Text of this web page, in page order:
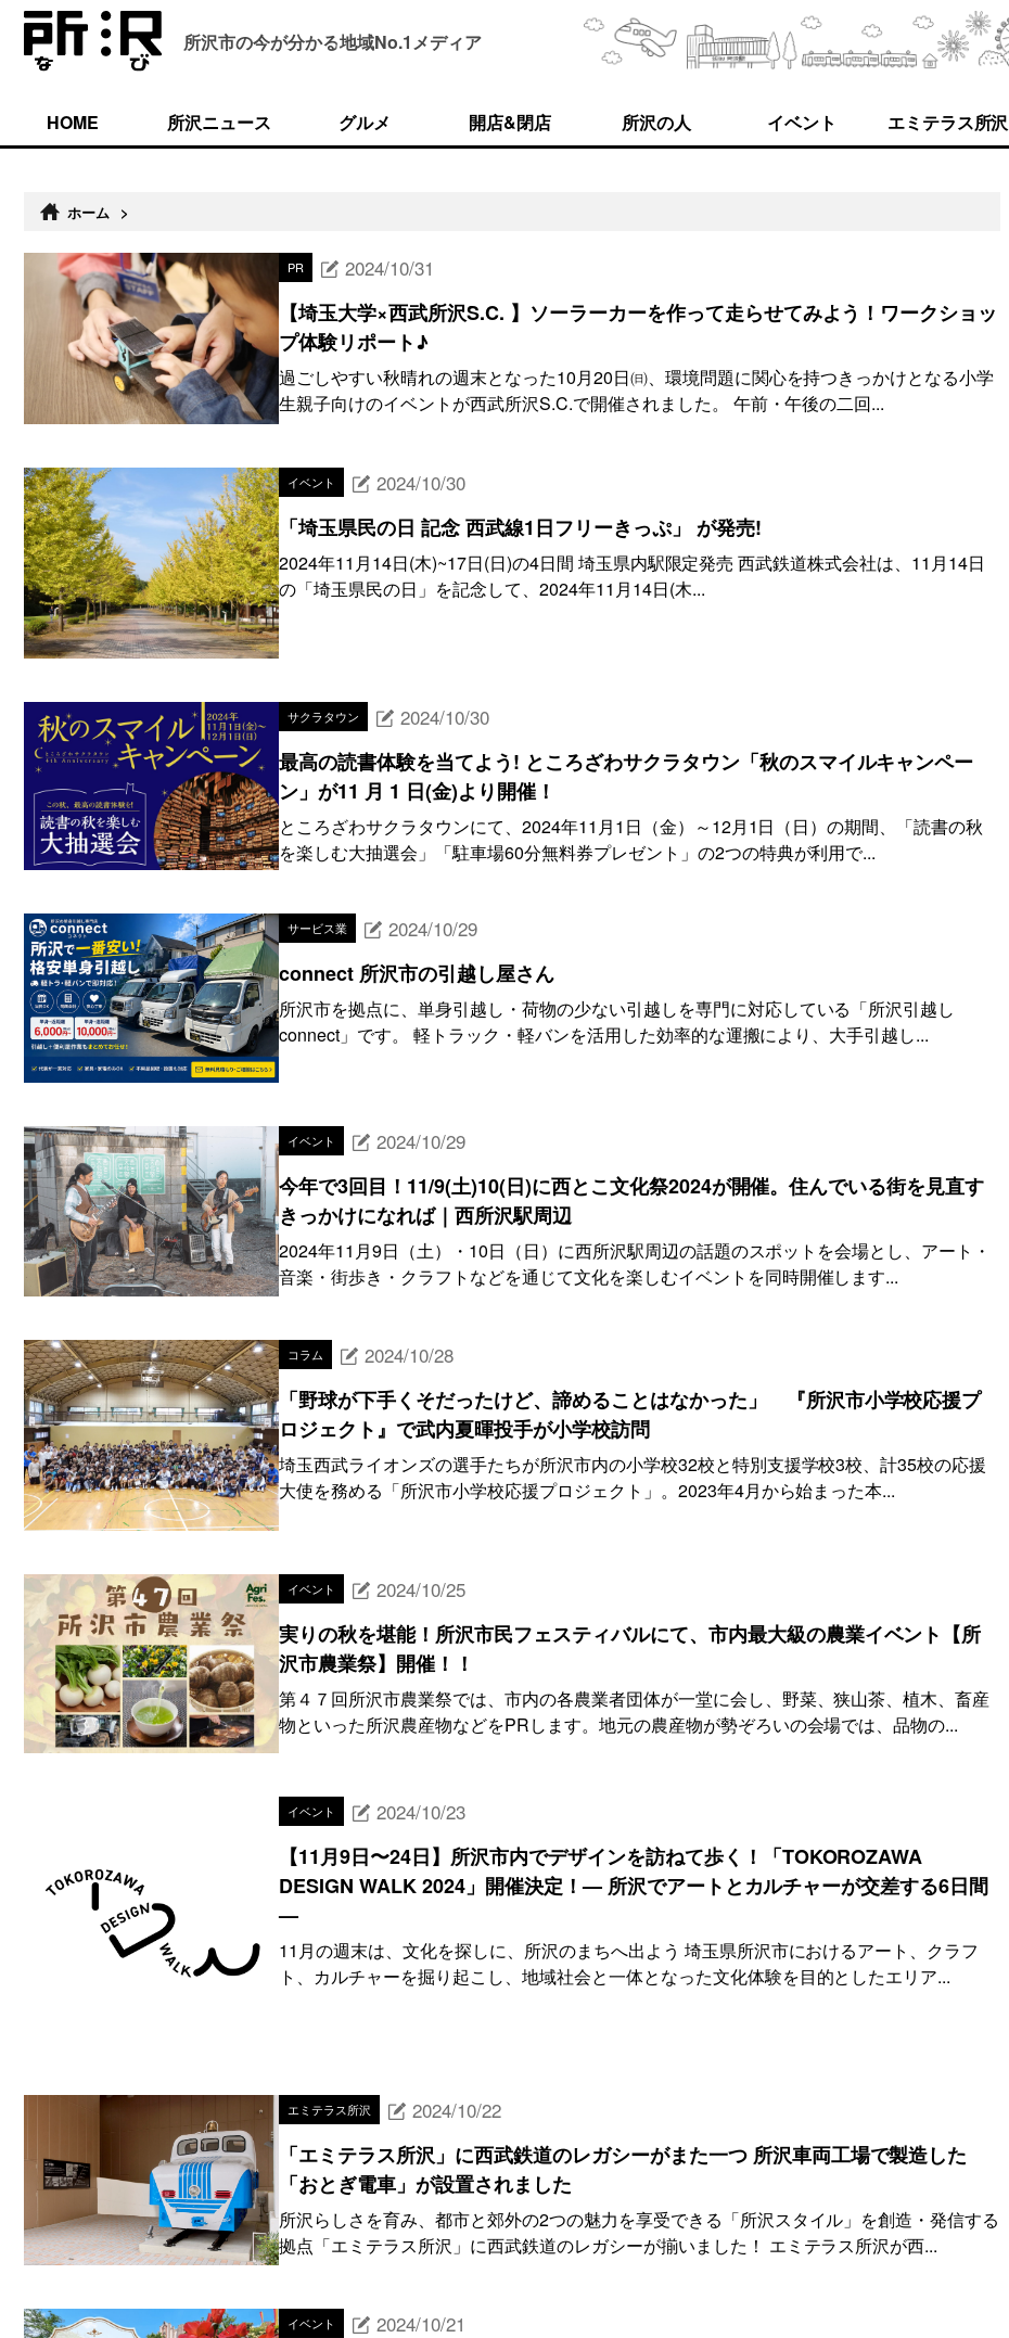
所沢市の今が分かる地域No.1メディア
HOME 所沢ニュース グルメ 開店&閉店 所沢の人 イベント エミテラス所沢
ホーム >
PR 2024/10/31
【埼玉大学×西武所沢S.C. 】ソーラーカーを作って走らせてみよう！ワークショッ
プ体験リポート♪
過ごしやすい秋晴れの週末となった10月20日㈰、環境問題に関心を持つきっかけとなる小学
生親子向けのイベントが西武所沢S.C.で開催されました。 午前・午後の二回...
イベント 2024/10/30
「埼玉県民の日 記念 西武線1日フリーきっぷ」 が発売!
2024年11月14日(木)~17日(日)の4日間 埼玉県内駅限定発売 西武鉄道株式会社は、11月14日
の「埼玉県民の日」を記念して、2024年11月14日(木...
サクラタウン 2024/10/30
最高の読書体験を当てよう! ところざわサクラタウン「秋のスマイルキャンペー
ン」が11 月 1 日(金)より開催！
ところざわサクラタウンにて、2024年11月1日（金）～12月1日（日）の期間、「読書の秋
を楽しむ大抽選会」「駐車場60分無料券プレゼント」の2つの特典が利用で...
サービス業 2024/10/29
connect 所沢市の引越し屋さん
所沢市を拠点に、単身引越し・荷物の少ない引越しを専門に対応している「所沢引越し
connect」です。 軽トラック・軽バンを活用した効率的な運搬により、大手引越し...
イベント 2024/10/29
今年で3回目！11/9(土)10(日)に西とこ文化祭2024が開催。住んでいる街を見直す
きっかけになれば｜西所沢駅周辺
2024年11月9日（土）・10日（日）に西所沢駅周辺の話題のスポットを会場とし、アート・
音楽・街歩き・クラフトなどを通じて文化を楽しむイベントを同時開催します...
コラム 2024/10/28
「野球が下手くそだったけど、諦めることはなかった」 『所沢市小学校応援プ
ロジェクト』で武内夏暉投手が小学校訪問
埼玉西武ライオンズの選手たちが所沢市内の小学校32校と特別支援学校3校、計35校の応援
大使を務める「所沢市小学校応援プロジェクト」。2023年4月から始まった本...
イベント 2024/10/25
実りの秋を堪能！所沢市民フェスティバルにて、市内最大級の農業イベント【所
沢市農業祭】開催！！
第４７回所沢市農業祭では、市内の各農業者団体が一堂に会し、野菜、狭山茶、植木、畜産
物といった所沢農産物などをPRします。地元の農産物が勢ぞろいの会場では、品物の...
イベント 2024/10/23
【11月9日〜24日】所沢市内でデザインを訪ねて歩く！「TOKOROZAWA
DESIGN WALK 2024」開催決定！— 所沢でアートとカルチャーが交差する6日間
—
11月の週末は、文化を探しに、所沢のまちへ出よう 埼玉県所沢市におけるアート、クラフ
ト、カルチャーを掘り起こし、地域社会と一体となった文化体験を目的としたエリア...
エミテラス所沢 2024/10/22
「エミテラス所沢」に西武鉄道のレガシーがまた一つ 所沢車両工場で製造した
「おとぎ電車」が設置されました
所沢らしさを育み、都市と郊外の2つの魅力を享受できる「所沢スタイル」を創造・発信する
拠点「エミテラス所沢」に西武鉄道のレガシーが揃いました！ エミテラス所沢が西...
イベント 2024/10/21